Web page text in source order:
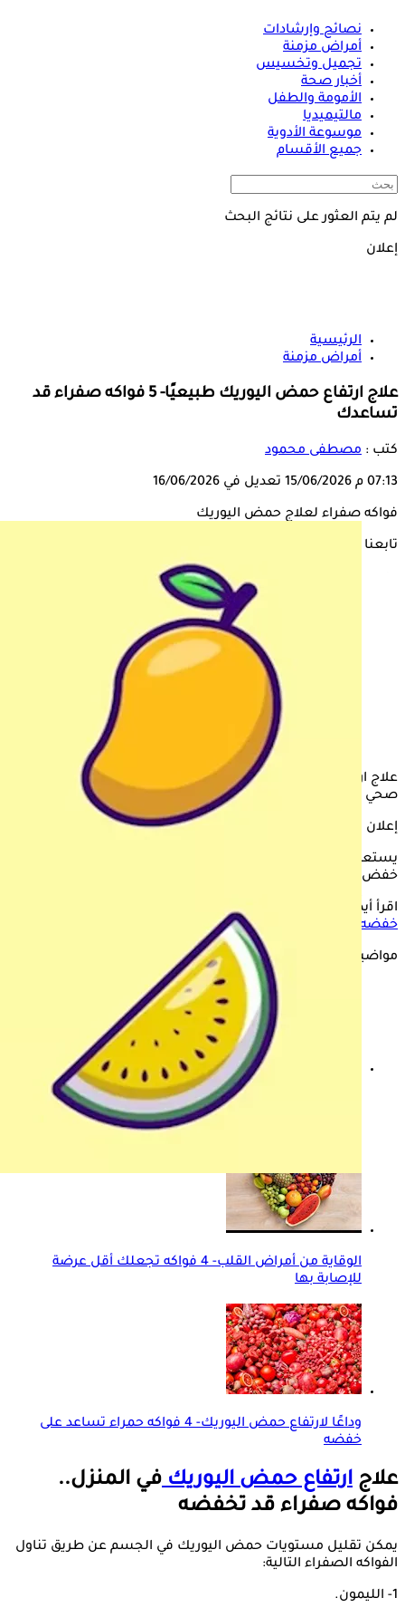
نصائح وإرشادات
أمراض مزمنة
تجميل وتخسيس
أخبار صحة
الأمومة والطفل
مالتيميديا
موسوعة الأدوية
جميع الأقسام
لم يتم العثور على نتائج البحث
إعلان
الرئيسية
أمراض مزمنة
علاج ارتفاع حمض اليوريك طبيعيًا- 5 فواكه صفراء قد
تساعدك
كتب : مصطفى محمود
07:13 م 15/06/2026 تعديل في 16/06/2026
فواكه صفراء لعلاج حمض اليوريك
تابعنا على
علاج ارتفاع حمض اليوريكفي المنزل يستوجب اتباع نظام غذائي
صحي يتضمن
تميل إلى اللون الأصفر.
إعلان
يستعرض "الكونسلتو" في التقرير التالي، فواكه صفراء تساعد على
خفض حمض اليوريك.
اقرأ أيضًا:
خفضه
مواضيع ذات صلة
الفواكه التي يفضل تناولها مجمدة- 6 أنواع مفيدة لصحة
الوقاية من أمراض القلب- 4 فواكه تجعلك أقل عرضة
للإصابة بها
وداعًا لارتفاع حمض اليوريك- 4 فواكه حمراء تساعد على
خفضه
علاج ارتفاع حمض اليوريكفي المنزل..
فواكه صفراء قد تخفضه
يمكن تقليل مستويات حمض اليوريك في الجسم عن طريق تناول
الفواكه الصفراء التالية:
1- الليمون.